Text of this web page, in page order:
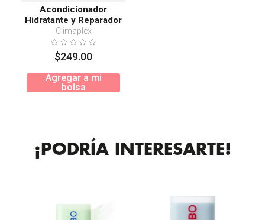
Acondicionador
Hidratante y Reparador
400ml
Climaplex
$249.00
Agregar a mi
bolsa
¡PODRÍA INTERESARTE!